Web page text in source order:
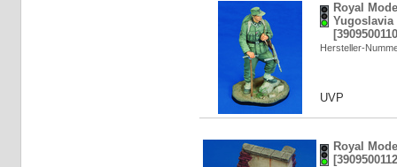
Royal
Yugoslavia
Hersteller-
UVP
Royal